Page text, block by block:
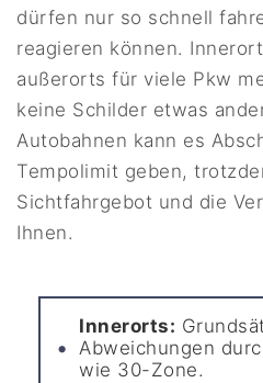
dürfen nur so schnell
reagieren können.
außerorts für viele Pkw
keine Schilder etwas
Autobahnen kann es
Tempolimit geben,
Sichtfahrgebot und die
Ihnen.
Innerorts:
Abweichungen
wie 30-Zone.